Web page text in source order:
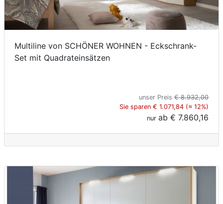
Multiline von SCHÖNER WOHNEN - Eckschrank-
Set mit Quadrateinsätzen
unser Preis € 8.932,00
Sie sparen € 1.071,84 (≈ 12%)
nur ab € 7.860,16